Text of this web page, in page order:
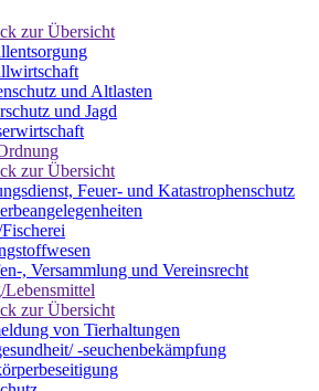
zur Übersicht
und Altlasten
und Jagd
zur Übersicht
Feuer- und Katastrophenschutz
, Versammlung und Vereinsrecht
zur Übersicht
von Tierhaltungen
-seuchenbekämpfung